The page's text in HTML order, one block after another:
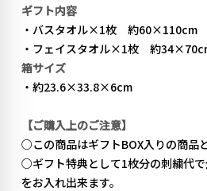
ギフト内容
・バスタオル×1枚 約60×110cm
・フェイスタオル×1枚 約
箱サイズ
・約23.6×33.8×6cm
【ご購入上のご注意】
○この商品はギフトBOX入りの商品と
○ギフト特典として1枚分の刺繍代
をお入れ出来ます。